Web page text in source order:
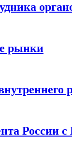
рынки
России